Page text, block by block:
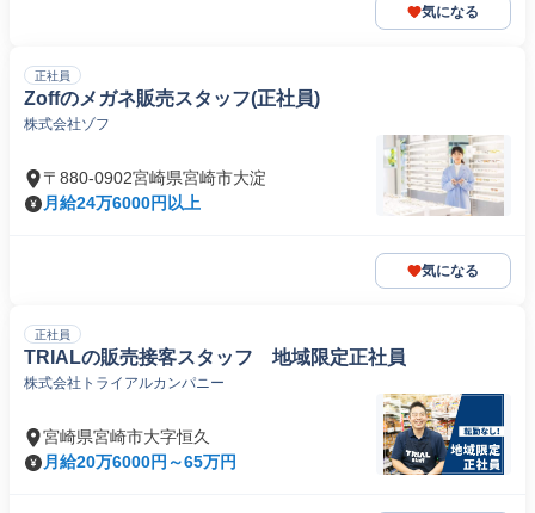
気になる
正社員
Zoffのメガネ販売スタッフ(正社員)
株式会社ゾフ
〒880-0902宮崎県宮崎市大淀
月給24万6000円以上
気になる
正社員
TRIALの販売接客スタッフ 地域限定正社員
株式会社トライアルカンパニー
宮崎県宮崎市大字恒久
月給20万6000円～65万円